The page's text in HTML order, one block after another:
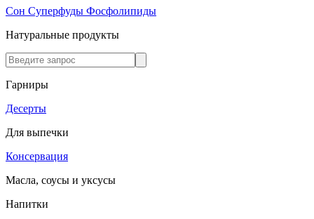
Сон Суперфуды Фосфолипиды
Натуральные продукты
Гарниры
Десерты
Для выпечки
Консервация
Масла, соусы и уксусы
Напитки